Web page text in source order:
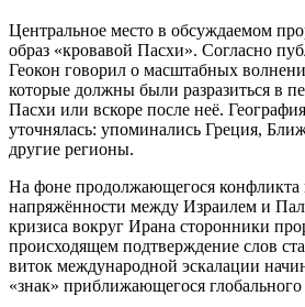
Центральное место в обсуждаемом
образ «кровавой Пасхи». Согласно
Геокон говорил о масштабных
которые должны были разразиться в
Пасхи или вскоре после неё.
уточнялась: упоминались Греция,
другие регионы.
На фоне продолжающегося конфликта
напряжённости между Израилем и
кризиса вокруг Ирана сторонники
происходящем подтверждение слов
виток международной эскалации
«знак» приближающегося глобального